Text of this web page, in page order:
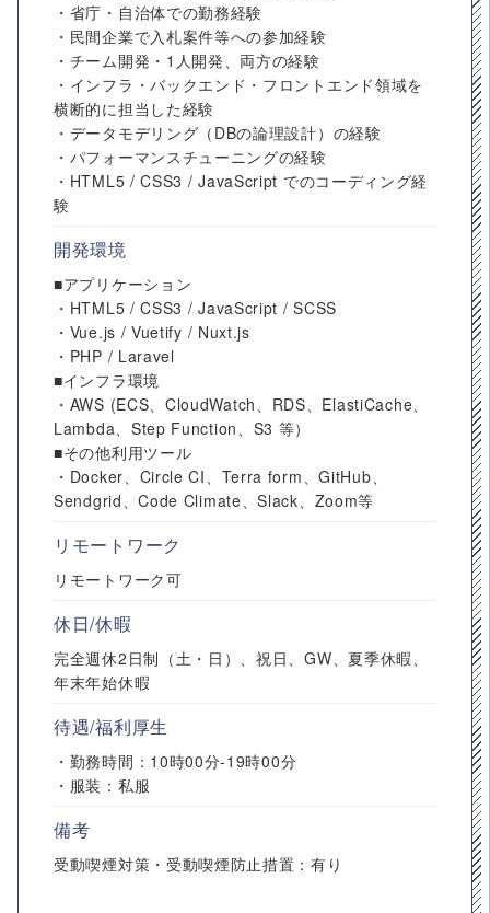
・省庁・自治体での勤務経験
・民間企業で入札案件等への参加経験
・チーム開発・1人開発、両方の経験
・インフラ・バックエンド・フロントエンド領域を
横断的に担当した経験
・データモデリング（DBの論理設計）の経験
・パフォーマンスチューニングの経験
・HTML5 / CSS3 / JavaScript でのコーディング経
験
開発環境
■アプリケーション
・HTML5 / CSS3 / JavaScript / SCSS
・Vue.js / Vuetify / Nuxt.js
・PHP / Laravel
■インフラ環境
・AWS (ECS、CloudWatch、RDS、ElastiCache、
Lambda、Step Function、S3 等）
■その他利用ツール
・Docker、Circle CI、Terra form、GitHub、
Sendgrid、Code Climate、Slack、Zoom等
リモートワーク
リモートワーク可
休日/休暇
完全週休2日制（土・日）、祝日、GW、夏季休暇、
年末年始休暇
待遇/福利厚生
・勤務時間：10時00分-19時00分
・服装：私服
備考
受動喫煙対策・受動喫煙防止措置：有り